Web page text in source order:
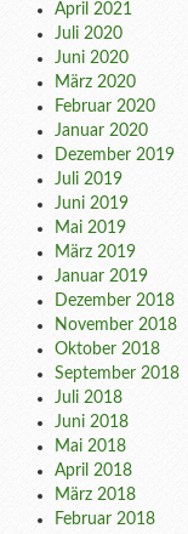
April 2021
Juli 2020
Juni 2020
März 2020
Februar 2020
Januar 2020
Dezember 2019
Juli 2019
Juni 2019
Mai 2019
März 2019
Januar 2019
Dezember 2018
November 2018
Oktober 2018
September 2018
Juli 2018
Juni 2018
Mai 2018
April 2018
März 2018
Februar 2018